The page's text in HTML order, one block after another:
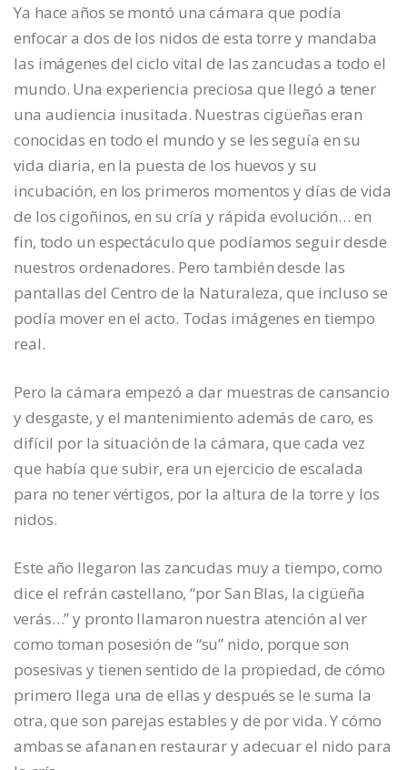
Ya hace años se montó una cámara que podía
enfocar a dos de los nidos de esta torre y mandaba
las imágenes del ciclo vital de las zancudas a todo el
mundo. Una experiencia preciosa que llegó a tener
una audiencia inusitada. Nuestras cigüeñas eran
conocidas en todo el mundo y se les seguía en su
vida diaria, en la puesta de los huevos y su
incubación, en los primeros momentos y días de vida
de los cigoñinos, en su cría y rápida evolución… en
fin, todo un espectáculo que podíamos seguir desde
nuestros ordenadores. Pero también desde las
pantallas del Centro de la Naturaleza, que incluso se
podía mover en el acto. Todas imágenes en tiempo
real.
Pero la cámara empezó a dar muestras de cansancio
y desgaste, y el mantenimiento además de caro, es
difícil por la situación de la cámara, que cada vez
que había que subir, era un ejercicio de escalada
para no tener vértigos, por la altura de la torre y los
nidos.
Este año llegaron las zancudas muy a tiempo, como
dice el refrán castellano, “por San Blas, la cigüeña
verás…” y pronto llamaron nuestra atención al ver
como toman posesión de “su” nido, porque son
posesivas y tienen sentido de la propiedad, de cómo
primero llega una de ellas y después se le suma la
otra, que son parejas estables y de por vida. Y cómo
ambas se afanan en restaurar y adecuar el nido para